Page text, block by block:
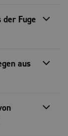
der Fuge
aus